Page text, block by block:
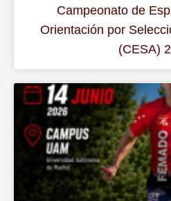
Campeonato de
Orientación por
(CESA)